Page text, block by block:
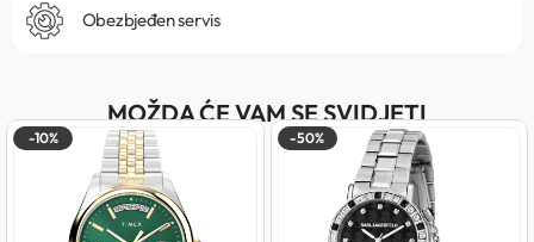
Obezbjeđen servis
MOŽDA ĆE VAM SE SVIDJETI
-10% -50%